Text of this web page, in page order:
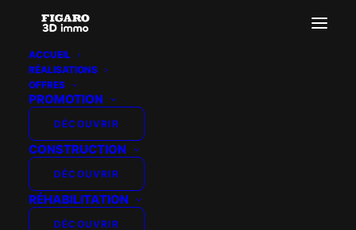
ACCUEIL
RÉALISATIONS
OFFRES
PROMOTION
DÉCOUVRIR
CONSTRUCTION
DÉCOUVRIR
RÉHABILITATION
DÉCOUVRIR
SATIS IMMOBILIER